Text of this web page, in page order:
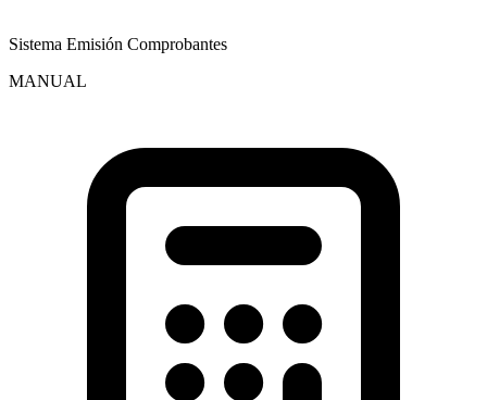
Sistema Emisión Comprobantes
MANUAL